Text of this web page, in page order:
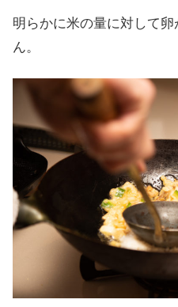
明らかに米の量に対して
ん。